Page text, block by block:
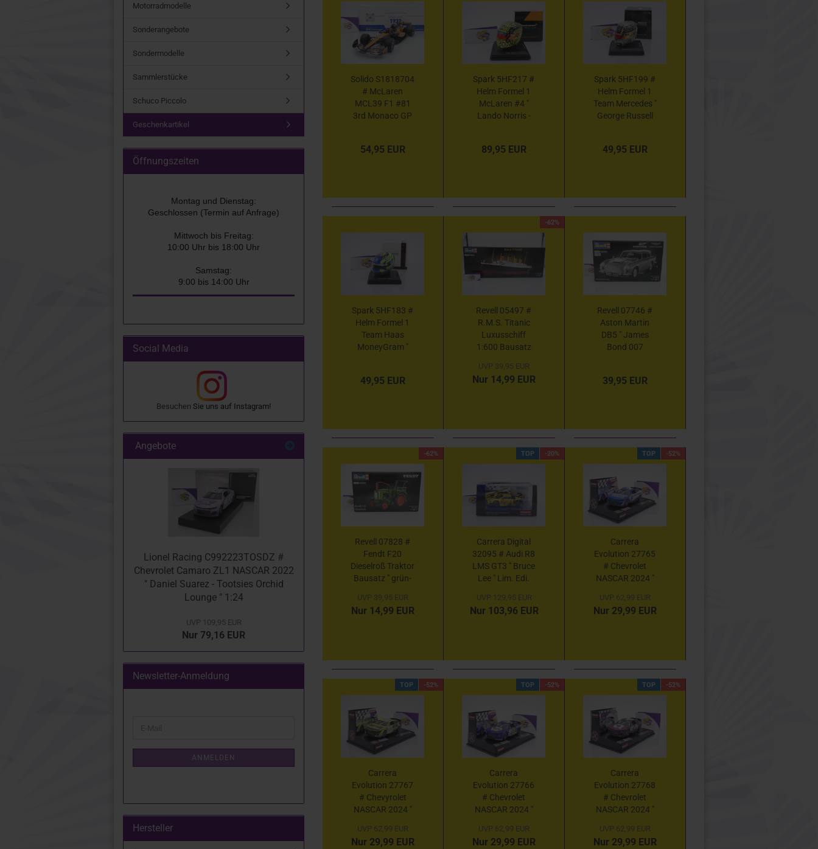
Solido S1818704
# McLaren
MCL39 F1 #81
3rd Monaco GP
54,95 EUR
Spark 5HF217 #
Helm Formel 1
McLaren #4 "
Lando Norris -
GP / F1
89,95 EUR
Spark 5HF199 #
Helm Formel 1
Team Mercedes "
George Russell
49,95 EUR
Spark 5HF183 #
Helm Formel 1
Team Haas
MoneyGram "
49,95 EUR
-62%
Revell 05497 #
R.M.S. Titanic
Luxusschiff
1:600 Bausatz
UVP 39,95 EUR
Nur 14,99 EUR
Revell 07746 #
Aston Martin
DB5 " James
Bond 007
39,95 EUR
-62%
Revell 07828 #
Fendt F20
Dieselroß Traktor
Bausatz " grün-
UVP 39,95 EUR
Nur 14,99 EUR
TOP -20%
Carrera Digital
32095 # Audi R8
LMS GT3 " Bruce
Lee " Lim. Edi.
UVP 129,95 EUR
Nur 103,96 EUR
TOP -52%
Carrera
Evolution 27765
# Chevrolet
NASCAR 2024 "
HendrickCars "
1:32
UVP 62,99 EUR
Nur 29,99 EUR
TOP -52%
Carrera
Evolution 27767
# Chevyrolet
NASCAR 2024 "
Raptor " 1:32
UVP 62,99 EUR
Nur 29,99 EUR
TOP -52%
Carrera
Evolution 27766
# Chevrolet
NASCAR 2024 "
NAPA " 1:32
UVP 62,99 EUR
Nur 29,99 EUR
TOP -52%
Carrera
Evolution 27768
# Chevrolet
NASCAR 2024 "
Ally " 1:32
UVP 62,99 EUR
Nur 29,99 EUR
Motorradmodelle
Sonderangebote
Sondermodelle
Sammlerstücke
Schuco Piccolo
Geschenkartikel
Öffnungszeiten
Montag und Dienstag:
Geschlossen (Termin auf Anfrage)
Mittwoch bis Freitag:
10:00 Uhr bis 18:00 Uhr
Samstag:
9:00 bis 14:00 Uhr
Social Media
Besuchen Sie uns auf Instagram!
Angebote
Lionel Racing C992223TOSDZ #
Chevrolet Camaro ZL1 NASCAR 2022
" Daniel Suarez - Tootsies Orchid
Lounge " 1:24
UVP 109,95 EUR
Nur 79,16 EUR
Newsletter-Anmeldung
ANMELDEN
Hersteller